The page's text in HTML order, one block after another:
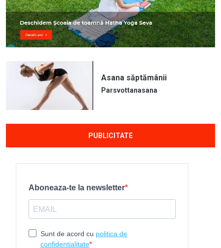
Asana săptămânii
Parsvottanasana
PUBLICITATE